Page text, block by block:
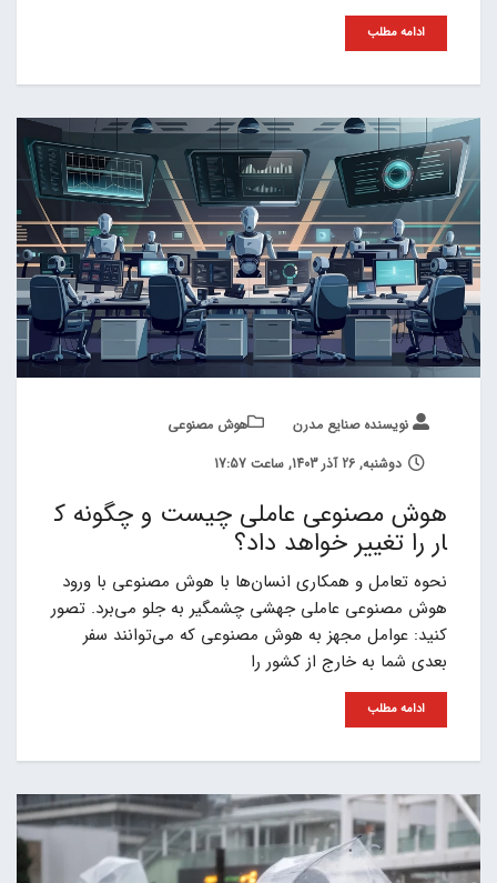
ادامه مطلب
نویسنده صنایع مدرن
هوش مصنوعی
دوشنبه, 26 آذر 1403, ساعت 17:57
هوش مصنوعی عاملی چیست و چگونه ک
ار را تغییر خواهد داد؟
نحوه تعامل و همکاری انسان‌ها با هوش مصنوعی با ورود
هوش مصنوعی عاملی جهشی چشمگیر به جلو می‌برد. تصور
کنید: عوامل مجهز به هوش مصنوعی که می‌توانند سفر
بعدی شما به خارج از کشور را
ادامه مطلب